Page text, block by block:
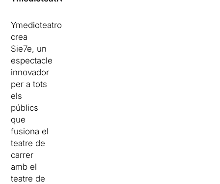
Ymedioteatro
crea
Sie7e, un
espectacle
innovador
per a tots
els
públics
que
fusiona el
teatre de
carrer
amb el
teatre de